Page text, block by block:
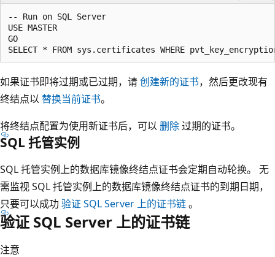
-- Run on SQL Server
USE MASTER
GO
如果证书即将过期或已过期，请创建新的证书，然后更改现有
终结点以 替换当前证书。
将终结点配置为使用新证书后，可以 删除过期的证书。
SQL 托管实例
SQL 托管实例上的数据库镜像终结点证书会定期自动轮换。 无
需监视 SQL 托管实例上的数据库镜像终结点证书的到期日期，
只要可以成功 验证 SQL Server 上的证书链。
验证 SQL Server 上的证书链
注意